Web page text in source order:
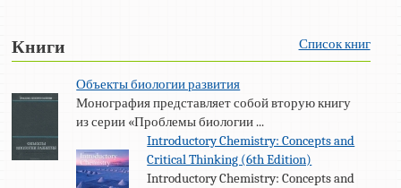
Книги Список книг
Объекты биологии развития
Монография представляет собой вторую книгу
из серии «Проблемы биологии ...
Introductory Chemistry: Concepts and
Critical Thinking (6th Edition)
Introductory Chemistry: Concepts and